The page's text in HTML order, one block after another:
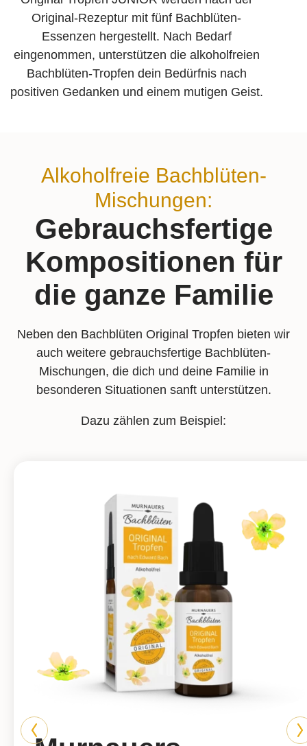
Original-Rezeptur mit fünf Bachblüten-
Essenzen hergestellt. Nach Bedarf
eingenommen, unterstützen die alkoholfreien
Bachblüten-Tropfen dein Bedürfnis nach
positiven Gedanken und einem mutigen Geist.
Alkoholfreie Bachblüten-
Mischungen:
Gebrauchs­fertige
Komposi­tionen für
die ganze Familie
Neben den Bachblüten Original Tropfen bieten wir
auch weitere gebrauchsfertige Bachblüten-
Mischungen, die dich und deine Familie in
besonderen Situationen sanft unterstützen.
Dazu zählen zum Beispiel: